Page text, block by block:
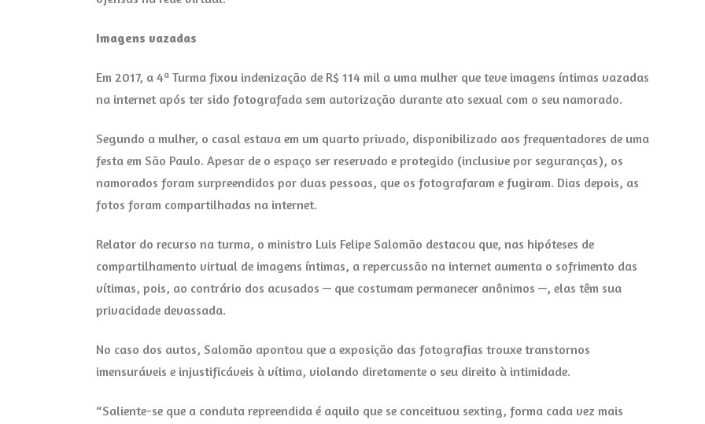
Imagens vazadas
Em 2017, a 4ª Turma fixou indenização de R$ 114 mil a uma mulher que teve imagens íntimas vazadas
na internet após ter sido fotografada sem autorização durante ato sexual com o seu namorado.
Segundo a mulher, o casal estava em um quarto privado, disponibilizado aos frequentadores de uma
festa em São Paulo. Apesar de o espaço ser reservado e protegido (inclusive por seguranças), os
namorados foram surpreendidos por duas pessoas, que os fotografaram e fugiram. Dias depois, as
fotos foram compartilhadas na internet.
Relator do recurso na turma, o ministro Luis Felipe Salomão destacou que, nas hipóteses de
compartilhamento virtual de imagens íntimas, a repercussão na internet aumenta o sofrimento das
vítimas, pois, ao contrário dos acusados — que costumam permanecer anônimos —, elas têm sua
privacidade devassada.
No caso dos autos, Salomão apontou que a exposição das fotografias trouxe transtornos
imensuráveis e injustificáveis à vítima, violando diretamente o seu direito à intimidade.
“Saliente-se que a conduta repreendida é aquilo que se conceituou sexting, forma cada vez mais